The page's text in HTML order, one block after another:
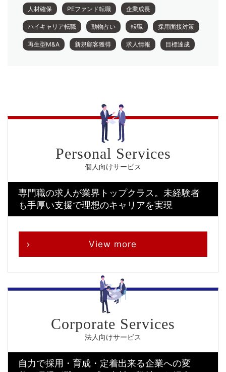
人材確保 PEファンド転職 企業成長
ハイキャリア転職 動物占い 転職 採用面接対策
再生型M&A 新規顧客獲得 求人情報 目標達成
個人向けサービス
専門職の求人が業界トップクラス。 未経験者
も手厚い支援で理想のキャリアを実現
View more
法人向けサービス
自力で採用・育成・定着出来る企業への変